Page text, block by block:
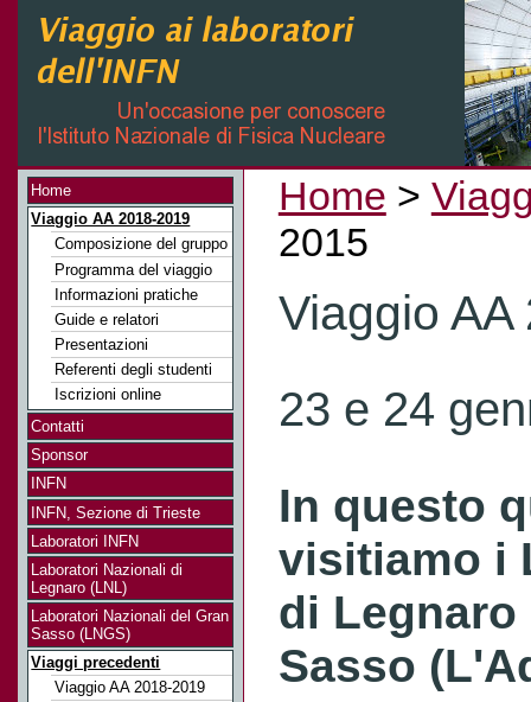
Home >
2015
Viaggio
23 e 24
In questo
visitiamo i
di Legnaro
Sasso
Home
Viaggio AA 2018-2019
Composizione del gruppo
Programma del viaggio
Informazioni pratiche
Guide e relatori
Presentazioni
Referenti degli studenti
Iscrizioni online
Contatti
Sponsor
INFN
INFN, Sezione di Trieste
Laboratori INFN
Laboratori Nazionali di
Legnaro (LNL)
Laboratori Nazionali del Gran
Sasso (LNGS)
Viaggi precedenti
Viaggio AA 2018-2019